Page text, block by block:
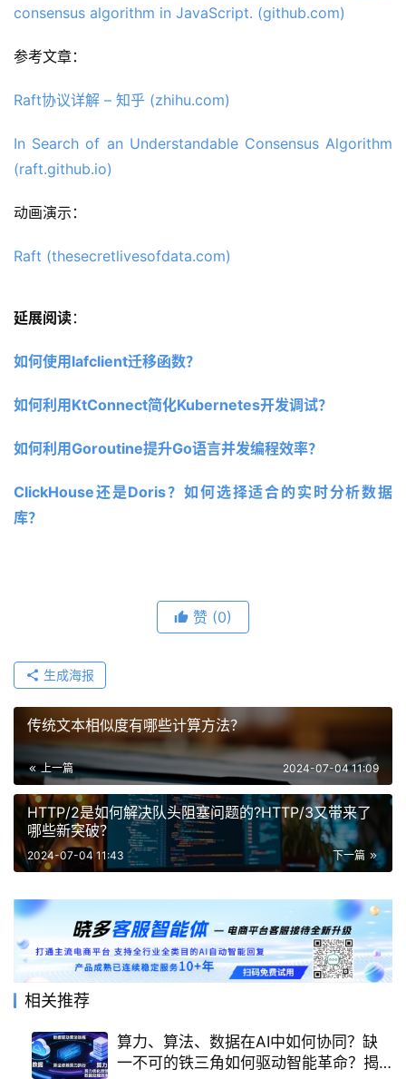
consensus algorithm in JavaScript. (github.com)
参考文章：
Raft协议详解 – 知乎 (zhihu.com)
In Search of an Understandable Consensus Algorithm
(raft.github.io)
动画演示：
Raft (thesecretlivesofdata.com)
延展阅读：
如何使用lafclient迁移函数？
如何利用KtConnect简化Kubernetes开发调试？
如何利用Goroutine提升Go语言并发编程效率？
ClickHouse还是Doris？如何选择适合的实时分析数据
库？
赞 (0)
生成海报
传统文本相似度有哪些计算方法？
上一篇 2024-07-04 11:09
HTTP/2是如何解决队头阻塞问题的?HTTP/3又带来了
哪些新突破？
下一篇
2024-07-04 11:43
相关推荐
算力、算法、数据在AI中如何协同？缺
一不可的铁三角如何驱动智能革命？揭